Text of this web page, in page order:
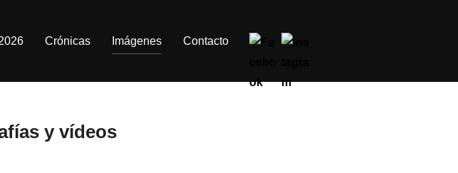
Crónicas Imágenes Contacto
y vídeos